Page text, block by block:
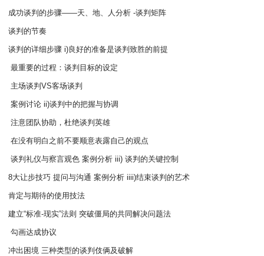
成功谈判的步骤——天、地、人分析 -谈判矩阵
谈判的节奏
谈判的详细步骤 i)良好的准备是谈判致胜的前提
最重要的过程：谈判目标的设定
主场谈判VS客场谈判
案例讨论 ii)谈判中的把握与协调
注意团队协助，杜绝谈判英雄
在没有明白之前不要顺意表露自己的观点
谈判礼仪与察言观色 案例分析 iii) 谈判的关键控制
8大让步技巧 提问与沟通 案例分析 iiii)结束谈判的艺术
肯定与期待的使用技法
建立“标准-现实”法则 突破僵局的共同解决问题法
勾画达成协议
冲出困境 三种类型的谈判伎俩及破解